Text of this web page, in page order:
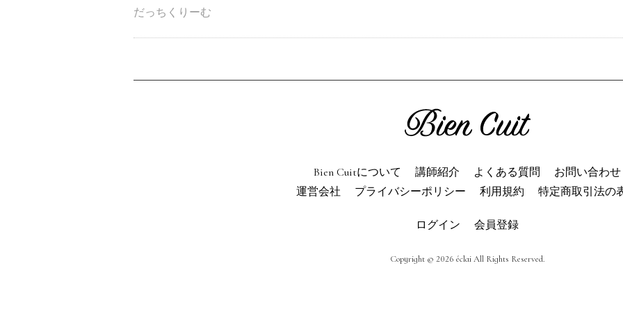
だっちくりーむ
Bien Cuitについて 講師紹介 よくある質問
お問い合わせ
運営会社
プライバシーポリシー 利用規約 特定商取引法の
ログイン 会員登録
Copyright © 2026 éclai All Rights Reserved.